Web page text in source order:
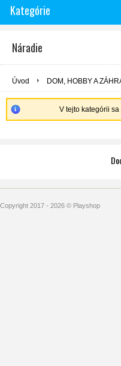
Kategórie
Náradie
Úvod DOM, HOBBY A
V tejto kategórii
Copyright 2017 - 2026 © Playshop